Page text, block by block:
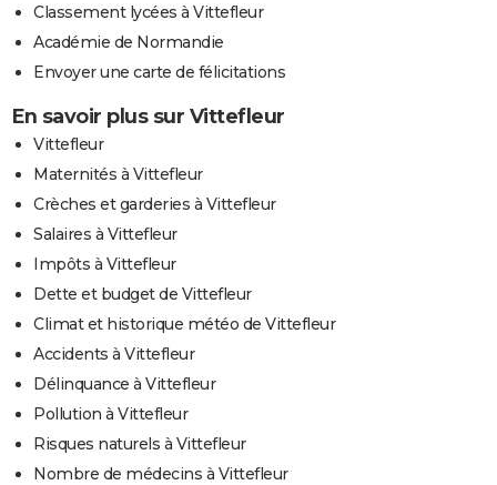
Classement lycées à Vittefleur
Académie de Normandie
Envoyer une carte de félicitations
En savoir plus sur Vittefleur
Vittefleur
Maternités à Vittefleur
Crèches et garderies à Vittefleur
Salaires à Vittefleur
Impôts à Vittefleur
Dette et budget de Vittefleur
Climat et historique météo de Vittefleur
Accidents à Vittefleur
Délinquance à Vittefleur
Pollution à Vittefleur
Risques naturels à Vittefleur
Nombre de médecins à Vittefleur